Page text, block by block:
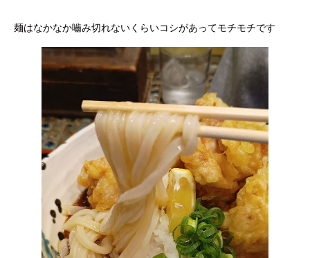
麺はなかなか嚙み切れないくらいコシがあってモチモチです